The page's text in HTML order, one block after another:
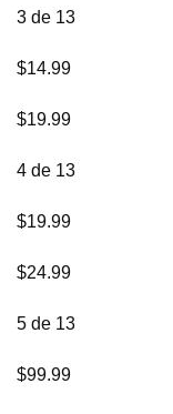
3 de 13
$14.99
$19.99
4 de 13
$19.99
$24.99
5 de 13
$99.99